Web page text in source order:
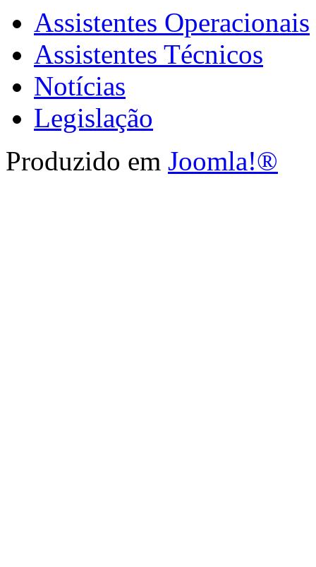
Assistentes Operacionais
Assistentes Técnicos
Notícias
Legislação
Produzido em Joomla!®